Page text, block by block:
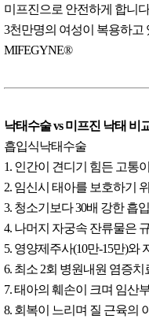
미프진으로 안전하게 합니
3천만명의 여성이 복용하고
MIFEGYNE®
낙태수술 vs 미프진 낙태 비
흡입식낙태수술
1. 인간이 견디기 힘든 고통
2. 임신시 태아를 보호하기
3. 청소기보다 30배 강한 흡
4. 나머지 자궁속 잔류물은
5. 영양제주사(10만-15만)와
6. 최소 2회 병원내원 염증치
7. 태아의 훼손이 크며 임산
8. 회복이 느리며 질 근육의